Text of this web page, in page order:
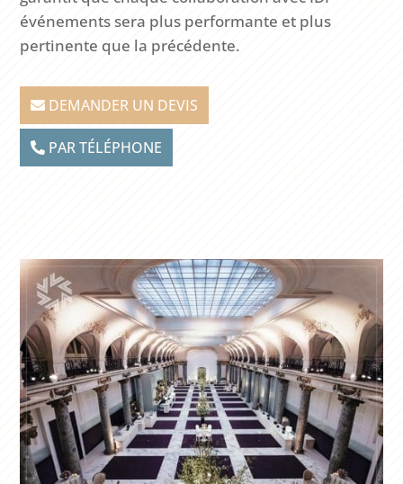
événements sera plus performante et plus
pertinente que la précédente.
DEMANDER UN DEVIS
PAR TÉLÉPHONE